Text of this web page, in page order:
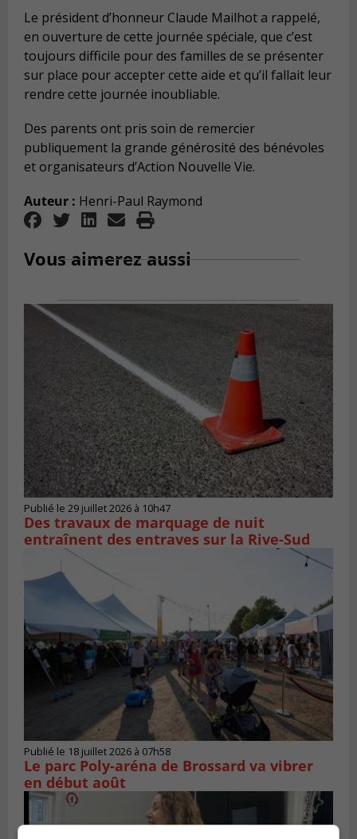
Le président d’honneur Claude Mailhot a rappelé,
en ouverture de cette journée spéciale, que c’est
toujours difficile pour des familles de se présenter
sur place pour accepter cette aide et qu’il fallait leur
rendre cette journée inoubliable.
Des parents ont pris soin de remercier
publiquement la grande générosité des bénévoles
et organisateurs d’Action Nouvelle Vie.
Auteur : Henri-Paul Raymond
Vous aimerez aussi
Publié le 29 juillet 2026 à 10h47
Des travaux de marquage de nuit
entraînent des entraves sur la Rive-Sud
Publié le 18 juillet 2026 à 07h58
Le parc Poly-aréna de Brossard va vibrer
en début août